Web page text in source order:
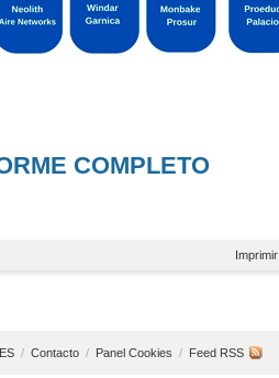
COMPLETO
Imprimir
/ Contacto / Panel Cookies / Feed RSS